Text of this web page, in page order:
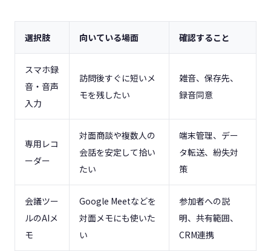
選択肢 向いている場面 確認すること
スマホ録
音・音声
入力
訪問後すぐに短いメ
モを残したい
雑音、保存先、
録音同意
専用レコ
ーダー
対面商談や複数人の
会話を安定して拾い
たい
端末管理、デー
タ転送、紛失対
策
会議ツー
ルのAIメ
モ
Google Meetなどを
対面メモにも使いた
い
参加者への説
明、共有範囲、
CRM連携